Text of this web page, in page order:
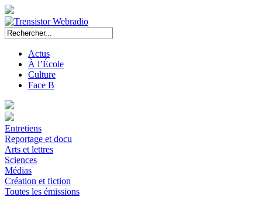
Actus
À l’École
Culture
Face B
Entretiens
Reportage et docu
Arts et lettres
Sciences
Médias
Création et fiction
Toutes les émissions